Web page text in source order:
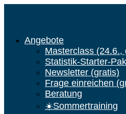
Angebote
Masterclass (24.6.,
Statistik-Starter-
Newsletter (gratis)
Frage einreichen
Beratung
☀️Sommertraining